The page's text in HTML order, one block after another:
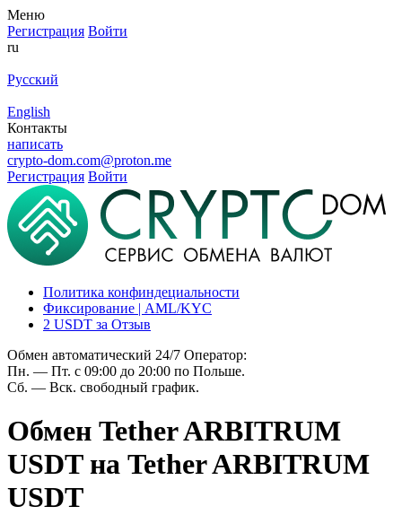
Меню
Регистрация Войти
ru
Русский
English
Контакты
написать
crypto-dom.com@proton.me
Регистрация Войти
Политика конфиндециальности
Фиксирование | AML/KYC
2 USDT за Отзыв
Обмен автоматический 24/7 Оператор:
Пн. — Пт. с 09:00 до 20:00 по Польше.
Сб. — Вск. свободный график.
Обмен Tether ARBITRUM
USDT на Tether ARBITRUM
USDT